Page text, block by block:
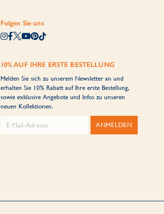
Folgen Sie uns
10% AUF IHRE ERSTE BESTELLUNG
Melden Sie sich zu unserem Newsletter an und
erhalten Sie 10% Rabatt auf Ihre erste Bestellung,
sowie exklusive Angebote und Infos zu unseren
neuen Kollektionen.
ANMELDEN